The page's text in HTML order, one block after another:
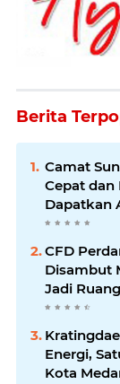
Berita
Camat
Cepat dan
Dapatkan
Kesehatan
CFD
Disambut
Jadi
Utara
Energi,
Kota